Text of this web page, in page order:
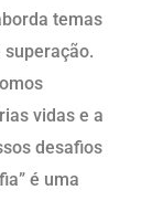
temas
vidas e a
desafios
é uma